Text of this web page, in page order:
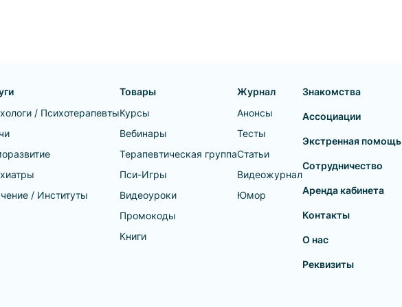
/ Психотерапевты
/ Институты
Товары
Курсы
Вебинары
Терапевтическая группа
Пси-Игры
Видеоуроки
Промокоды
Книги
Журнал
Анонсы
Тесты
Статьи
Видеожурнал
Юмор
Знакомства
Ассоциации
Экстренная помощь
Сотрудничество
Аренда кабинета
Контакты
О нас
Реквизиты